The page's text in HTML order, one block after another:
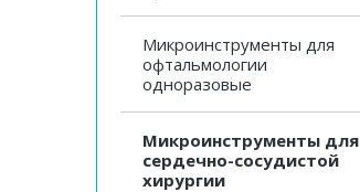
Микроинструменты для
офтальмологии
одноразовые
Микроинструменты для
сердечно-сосудистой
хирургии